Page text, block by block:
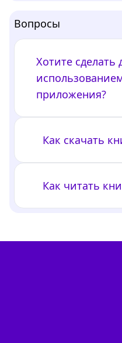
Вопросы
Хотите сделать
приложения?
Как скачать
Как читать